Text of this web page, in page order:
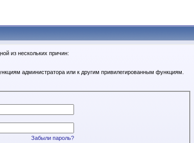
из нескольких причин:
администратора или к другим привилегированным функциям.
Забыли пароль?